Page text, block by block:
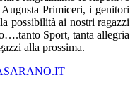
Primiceri, i genitori
possibilità ai nostri ragazzi
Sport, tanta allegria
alla prossima.